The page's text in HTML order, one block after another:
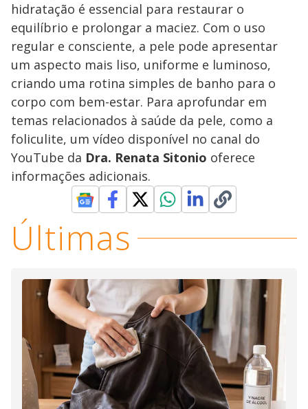
hidratação é essencial para restaurar o
equilíbrio e prolongar a maciez. Com o uso
regular e consciente, a pele pode apresentar
um aspecto mais liso, uniforme e luminoso,
criando uma rotina simples de banho para o
corpo com bem-estar. Para aprofundar em
temas relacionados à saúde da pele, como a
foliculite, um vídeo disponível no canal do
YouTube da Dra. Renata Sitonio oferece
informações adicionais.
Últimas